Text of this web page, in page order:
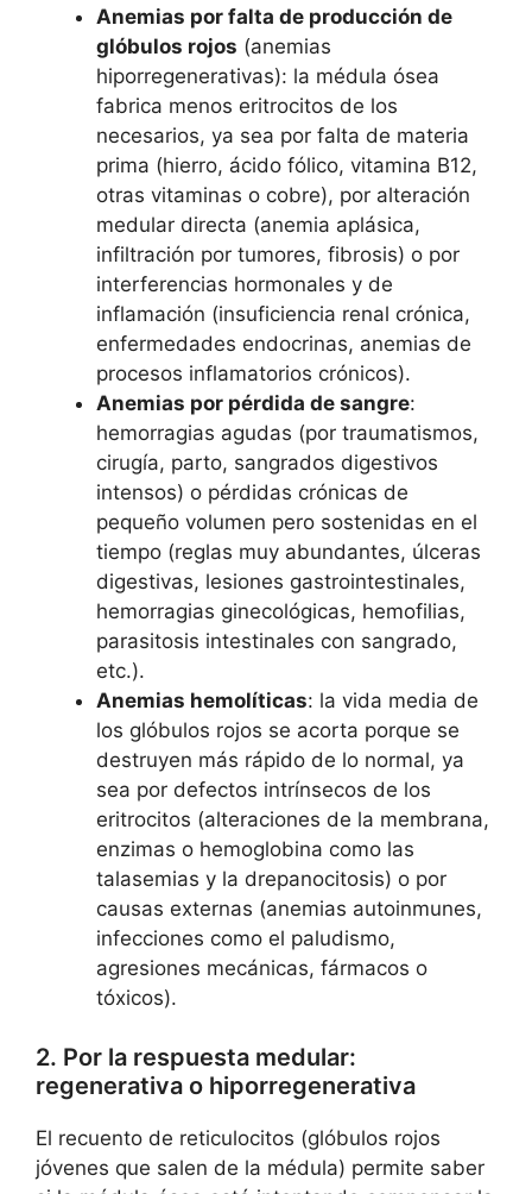
Anemias por falta de producción de
glóbulos rojos (anemias
hiporregenerativas): la médula ósea
fabrica menos eritrocitos de los
necesarios, ya sea por falta de materia
prima (hierro, ácido fólico, vitamina B12,
otras vitaminas o cobre), por alteración
medular directa (anemia aplásica,
infiltración por tumores, fibrosis) o por
interferencias hormonales y de
inflamación (insuficiencia renal crónica,
enfermedades endocrinas, anemias de
procesos inflamatorios crónicos).
Anemias por pérdida de sangre:
hemorragias agudas (por traumatismos,
cirugía, parto, sangrados digestivos
intensos) o pérdidas crónicas de
pequeño volumen pero sostenidas en el
tiempo (reglas muy abundantes, úlceras
digestivas, lesiones gastrointestinales,
hemorragias ginecológicas, hemofilias,
parasitosis intestinales con sangrado,
etc.).
Anemias hemolíticas: la vida media de
los glóbulos rojos se acorta porque se
destruyen más rápido de lo normal, ya
sea por defectos intrínsecos de los
eritrocitos (alteraciones de la membrana,
enzimas o hemoglobina como las
talasemias y la drepanocitosis) o por
causas externas (anemias autoinmunes,
infecciones como el paludismo,
agresiones mecánicas, fármacos o
tóxicos).
2. Por la respuesta medular:
regenerativa o hiporregenerativa
El recuento de reticulocitos (glóbulos rojos
jóvenes que salen de la médula) permite saber